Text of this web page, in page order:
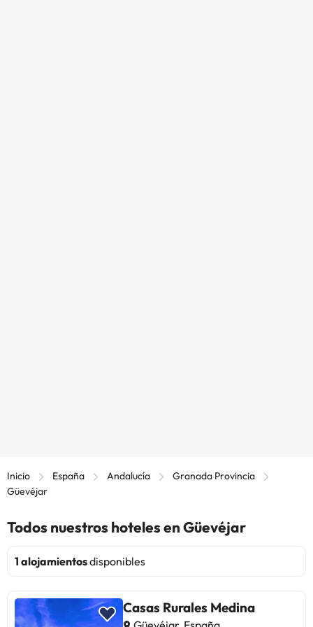
Inicio España Andalucía
Granada Provincia
Güevéjar
Todos nuestros hoteles en Güevéjar
1 alojamientosdisponibles
Casas Rurales Medina